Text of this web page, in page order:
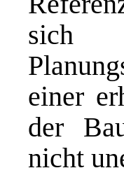
sich
einer
der
nicht